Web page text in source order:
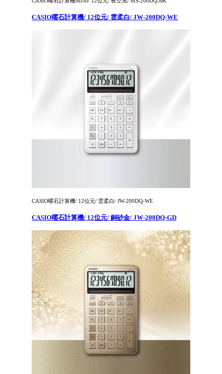
CASIO曜石計算機/ 12位元/ 雲柔白/ JW-200DQ-WE
CASIO曜石計算機/ 12位元/ 雲柔白/ JW-200DQ-WE
CASIO曜石計算機/ 12位元/ 銅砂金/ JW-200DQ-GD